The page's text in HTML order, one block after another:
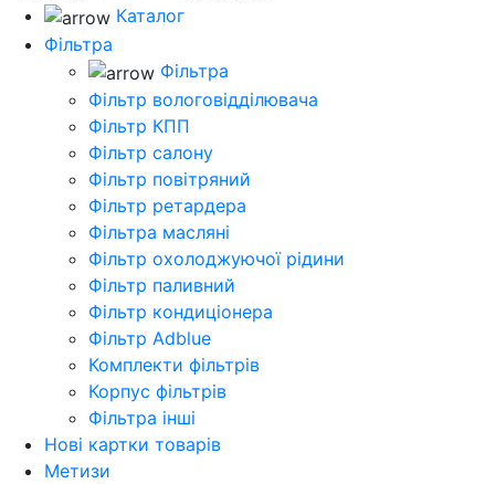
Каталог
Фільтра
Фільтра
Фільтр вологовідділювача
Фільтр КПП
Фільтр салону
Фільтр повітряний
Фільтр ретардера
Фільтра масляні
Фільтр охолоджуючої рідини
Фільтр паливний
Фільтр кондиціонера
Фільтр Adblue
Комплекти фільтрів
Корпус фільтрів
Фільтра інші
Нові картки товарів
Метизи